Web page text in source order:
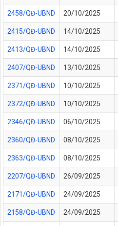
2458/QĐ-UBND 20/10/2025
2415/QĐ-UBND 14/10/2025
2413/QĐ-UBND 14/10/2025
2407/QĐ-UBND 13/10/2025
2371/QĐ-UBND 10/10/2025
2372/QĐ-UBND 10/10/2025
2346/QĐ-UBND 06/10/2025
2360/QĐ-UBND 08/10/2025
2363/QĐ-UBND 08/10/2025
2207/QĐ-UBND 26/09/2025
2171/QĐ-UBND 24/09/2025
2158/QĐ-UBND 24/09/2025